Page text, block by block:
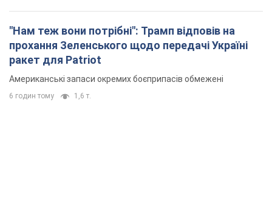
"Нам теж вони потрібні": Трамп відповів на
прохання Зеленського щодо передачі Україні
ракет для Patriot
Американські запаси окремих боєприпасів обмежені
6 годин тому 1,6 т.